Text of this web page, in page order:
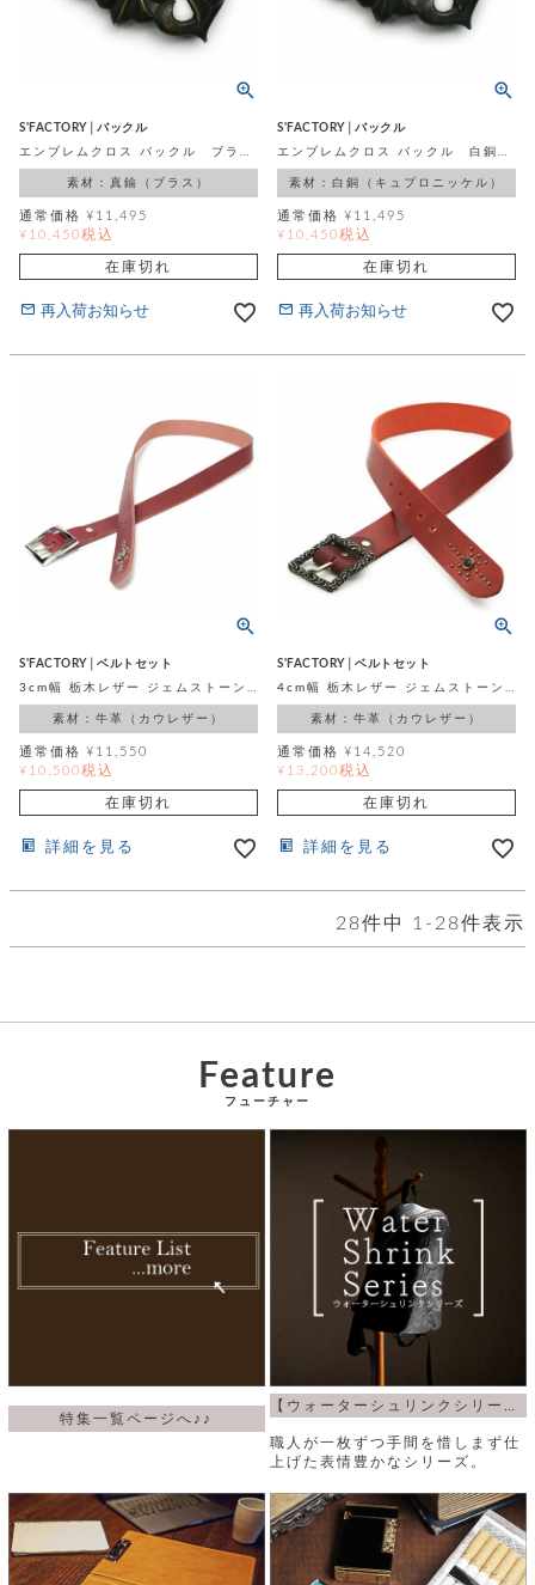
S'FACTORY│バックル
エンブレムクロス バックル ブラス（真鍮）
素材：真鍮（ブラス）
通常価格 ¥ 11,495
¥ 10,450税込
在庫切れ
再入荷お知らせ
S'FACTORY│バックル
エンブレムクロス バックル 白銅（キュプロニッケル）
素材：白銅（キュプロニッケル）
通常価格 ¥ 11,495
¥ 10,450税込
在庫切れ
再入荷お知らせ
S'FACTORY│ベルトセット
3cm幅 栃木レザー ジェムストーンベルト レッド バックルセット
素材：牛革（カウレザー）
通常価格 ¥ 11,550
¥ 10,500税込
在庫切れ
詳細を見る
S'FACTORY│ベルトセット
4cm幅 栃木レザー ジェムストーンベルト レッド フレイムバックルセット
素材：牛革（カウレザー）
通常価格 ¥ 14,520
¥ 13,200税込
在庫切れ
詳細を見る
28件中 1 - 28件表示
フューチャー
Feature
特集一覧ページへ♪♪
【ウォーターシュリンクシリーズ】
職人が一枚ずつ手間を惜しまず仕
上げた表情豊かなシリーズ。